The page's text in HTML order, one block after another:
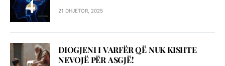
21 DHJETOR, 2025
DIOGJENI I VARFËR QË NUK KISHTE
NEVOJË PËR ASGJË!